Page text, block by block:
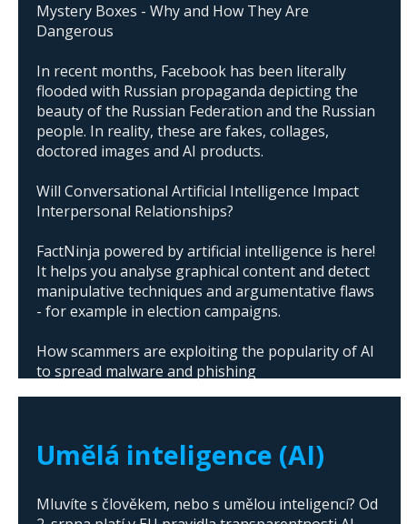
Mystery Boxes - Why and How They Are
Dangerous
In recent months, Facebook has been literally
flooded with Russian propaganda depicting the
beauty of the Russian Federation and the Russian
people. In reality, these are fakes, collages,
doctored images and AI products.
Will Conversational Artificial Intelligence Impact
Interpersonal Relationships?
FactNinja powered by artificial intelligence is here!
It helps you analyse graphical content and detect
manipulative techniques and argumentative flaws
- for example in election campaigns.
How scammers are exploiting the popularity of AI
to spread malware and phishing
Umělá inteligence (AI)
Mluvíte s člověkem, nebo s umělou inteligencí? Od